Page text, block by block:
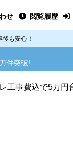
せ 閲覧履歴
後も安心！
万件突破!